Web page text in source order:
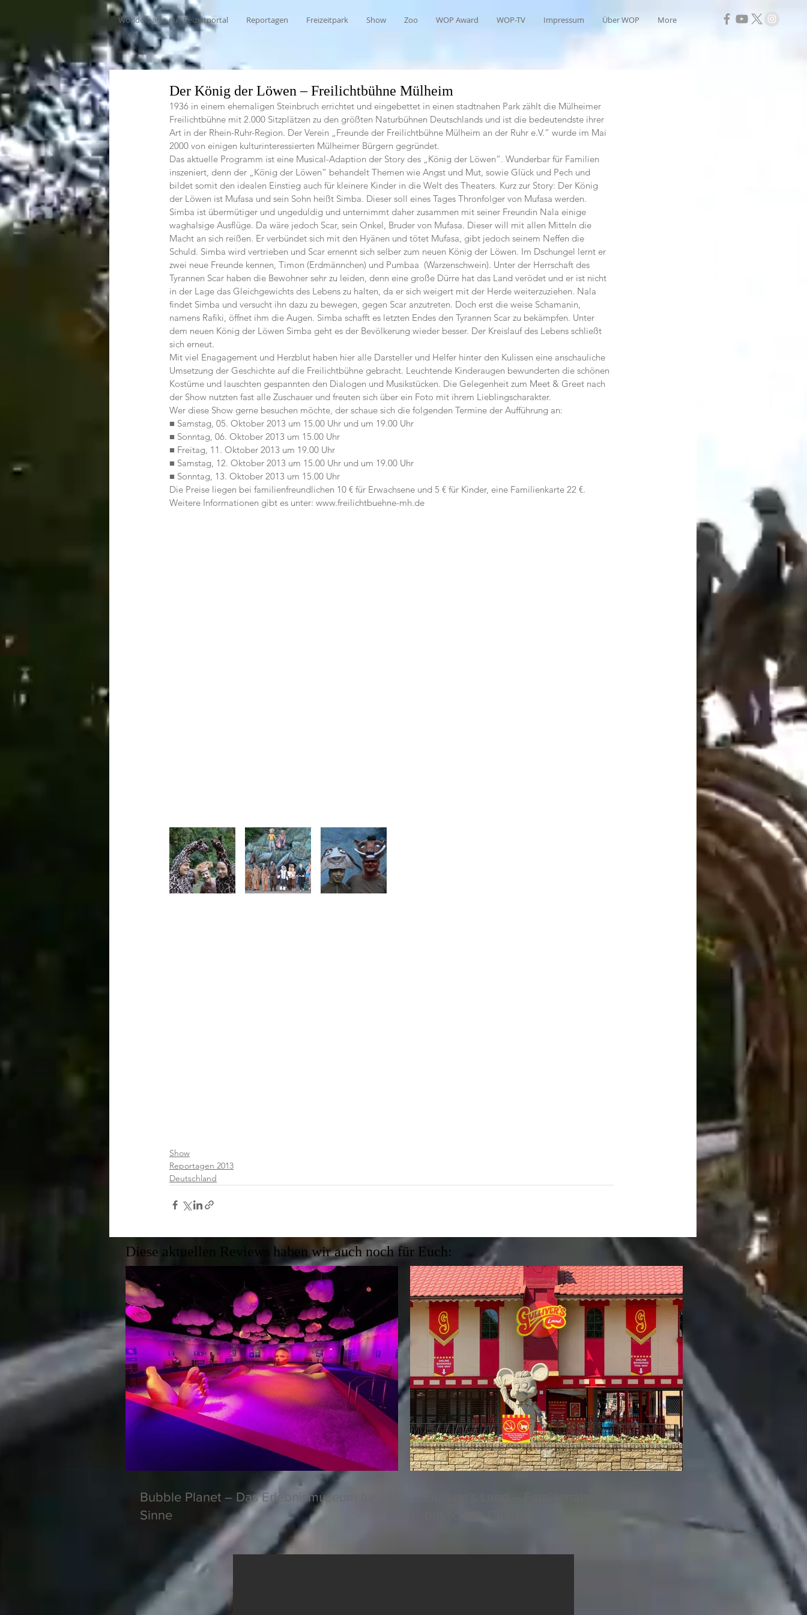
Worldofparks.eu - Feizeitportal Reportagen Freizeitpark Show Zoo WOP Award WOP-TV Impressum Über WOP More
Der König der Löwen – Freilichtbühne Mülheim
1936 in einem ehemaligen Steinbruch errichtet und eingebettet in einen stadtnahen Park zählt die Mülheimer
Freilichtbühne mit 2.000 Sitzplätzen zu den größten Naturbühnen Deutschlands und ist die bedeutendste ihrer
Art in der Rhein-Ruhr-Region. Der Verein „Freunde der Freilichtbühne Mülheim an der Ruhr e.V.“ wurde im Mai
2000 von einigen kulturinteressierten Mülheimer Bürgern gegründet.
Das aktuelle Programm ist eine Musical-Adaption der Story des „König der Löwen“. Wunderbar für Familien
inszeniert, denn der „König der Löwen“ behandelt Themen wie Angst und Mut, sowie Glück und Pech und
bildet somit den idealen Einstieg auch für kleinere Kinder in die Welt des Theaters. Kurz zur Story: Der König
der Löwen ist Mufasa und sein Sohn heißt Simba. Dieser soll eines Tages Thronfolger von Mufasa werden.
Simba ist übermütiger und ungeduldig und unternimmt daher zusammen mit seiner Freundin Nala einige
waghalsige Ausflüge. Da wäre jedoch Scar, sein Onkel, Bruder von Mufasa. Dieser will mit allen Mitteln die
Macht an sich reißen. Er verbündet sich mit den Hyänen und tötet Mufasa, gibt jedoch seinem Neffen die
Schuld. Simba wird vertrieben und Scar ernennt sich selber zum neuen König der Löwen. Im Dschungel lernt er
zwei neue Freunde kennen, Timon (Erdmännchen) und Pumbaa  (Warzenschwein). Unter der Herrschaft des
Tyrannen Scar haben die Bewohner sehr zu leiden, denn eine große Dürre hat das Land verödet und er ist nicht
in der Lage das Gleichgewichts des Lebens zu halten, da er sich weigert mit der Herde weiterzuziehen. Nala
findet Simba und versucht ihn dazu zu bewegen, gegen Scar anzutreten. Doch erst die weise Schamanin,
namens Rafiki, öffnet ihm die Augen. Simba schafft es letzten Endes den Tyrannen Scar zu bekämpfen. Unter
dem neuen König der Löwen Simba geht es der Bevölkerung wieder besser. Der Kreislauf des Lebens schließt
sich erneut.
Mit viel Enagagement und Herzblut haben hier alle Darsteller und Helfer hinter den Kulissen eine anschauliche
Umsetzung der Geschichte auf die Freilichtbühne gebracht. Leuchtende Kinderaugen bewunderten die schönen
Kostüme und lauschten gespannten den Dialogen und Musikstücken. Die Gelegenheit zum Meet & Greet nach
der Show nutzten fast alle Zuschauer und freuten sich über ein Foto mit ihrem Lieblingscharakter.
Wer diese Show gerne besuchen möchte, der schaue sich die folgenden Termine der Aufführung an:
■ Samstag, 05. Oktober 2013 um 15.00 Uhr und um 19.00 Uhr
■ Sonntag, 06. Oktober 2013 um 15.00 Uhr
■ Freitag, 11. Oktober 2013 um 19.00 Uhr
■ Samstag, 12. Oktober 2013 um 15.00 Uhr und um 19.00 Uhr
■ Sonntag, 13. Oktober 2013 um 15.00 Uhr
Die Preise liegen bei familienfreundlichen 10 € für Erwachsene und 5 € für Kinder, eine Familienkarte 22 €.
Weitere Informationen gibt es unter: www.freilichtbuehne-mh.de
Show
Reportagen 2013
Deutschland
Diese aktuellen Reviews haben wir auch noch für Euch:
Bubble Planet – Das Erlebnismuseum für alle
Sinne